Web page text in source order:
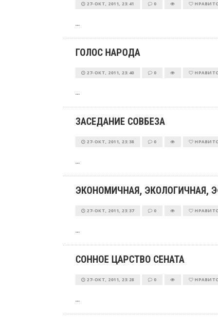
27-ОКТ, 2011, 23:41 0
...
ГОЛОС НАРОДА
27-ОКТ, 2011, 23:40 0
...
ЗАСЕДАНИЕ СОВБЕЗА
27-ОКТ, 2011, 23:38 0
...
ЭКОНОМИЧНАЯ, ЭКОЛОГИЧНАЯ,
27-ОКТ, 2011, 23:37 0
...
СОННОЕ ЦАРСТВО СЕНАТА
27-ОКТ, 2011, 23:28 0
...